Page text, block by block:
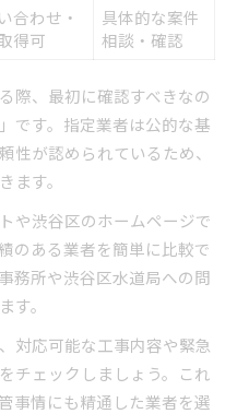
合わせ・
得可
具体的な案件
相談・確認
際、最初に確認すべきなの
です。指定業者は公的な基
性が認められているため、
ます。
や渋谷区のホームページで
のある業者を簡単に比較で
務所や渋谷区水道局への問
す。
対応可能な工事内容や緊急
チェックしましょう。これ
事情にも精通した業者を選